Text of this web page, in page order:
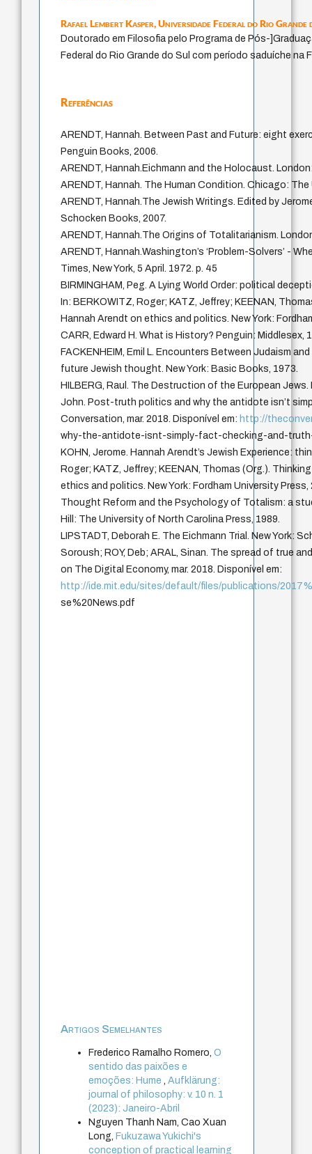
Rafael Lembert Kasper,Universidade Federal do Rio Grande
Doutorado em Filosofia pelo Programa de Pós-
Federal do Rio Grande do Sul com período saduíche na
Referências
ARENDT, Hannah. Between Past and Future: eight
Penguin Books, 2006.
ARENDT, Hannah.Eichmann and the Holocaust.
ARENDT, Hannah. The Human Condition. Chicago:
ARENDT, Hannah.The Jewish Writings. Edited by
Schocken Books, 2007.
ARENDT, Hannah.The Origins of Totalitarianism.
ARENDT, Hannah.Washington’s ‘Problem-Solvers’ -
Times, New York, 5 April. 1972. p. 45
BIRMINGHAM, Peg. A Lying World Order: political
In: BERKOWITZ, Roger; KATZ, Jeffrey; KEENAN,
Hannah Arendt on ethics and politics. New York:
CARR, Edward H. What is History? Penguin: Middlesex,
FACKENHEIM, Emil L. Encounters Between Judaism
future Jewish thought. New York: Basic Books, 1973.
HILBERG, Raul. The Destruction of the European Jews.
John. Post-truth politics and why the antidote isn’t
Conversation, mar. 2018. Disponível em: http://
why-the-antidote-isnt-simply-fact-checking-and-
KOHN, Jerome. Hannah Arendt’s Jewish Experience:
Roger; KATZ, Jeffrey; KEENAN, Thomas (Org.).
ethics and politics. New York: Fordham University
Thought Reform and the Psychology of Totalism: a
Hill: The University of North Carolina Press, 1989.
LIPSTADT, Deborah E. The Eichmann Trial. New York:
Soroush; ROY, Deb; ARAL, Sinan. The spread of true
on The Digital Economy, mar. 2018. Disponível em:
http://ide.mit.edu/sites/default/files/publications/
se%20News.pdf
Artigos Semelhantes
Frederico Ramalho Romero,O
sentido das paixões e
emoções: Hume
,Aufklärung:
journal of philosophy: v. 10 n. 1
(2023): Janeiro-Abril
Nguyen Thanh Nam, Cao Xuan
Long,Fukuzawa Yukichi's
conception of practical learning